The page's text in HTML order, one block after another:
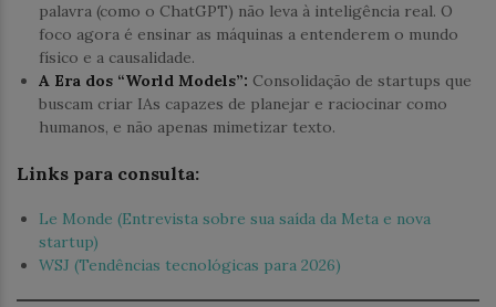
palavra (como o ChatGPT) não leva à inteligência real. O
foco agora é ensinar as máquinas a entenderem o mundo
físico e a causalidade.
A Era dos “World Models”: Consolidação de startups que
buscam criar IAs capazes de planejar e raciocinar como
humanos, e não apenas mimetizar texto.
Links para consulta:
Le Monde (Entrevista sobre sua saída da Meta e nova
startup)
WSJ (Tendências tecnológicas para 2026)